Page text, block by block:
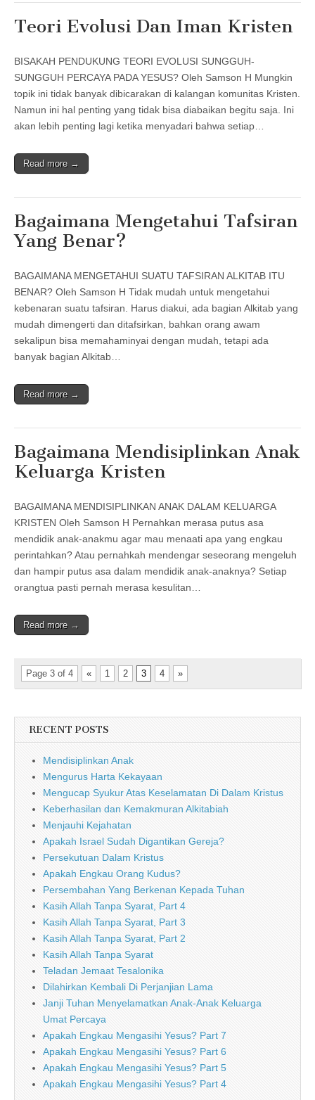
Teori Evolusi Dan Iman Kristen
BISAKAH PENDUKUNG TEORI EVOLUSI SUNGGUH-
SUNGGUH PERCAYA PADA YESUS? Oleh Samson H Mungkin
topik ini tidak banyak dibicarakan di kalangan komunitas Kristen.
Namun ini hal penting yang tidak bisa diabaikan begitu saja. Ini
akan lebih penting lagi ketika menyadari bahwa setiap…
Read more →
Bagaimana Mengetahui Tafsiran
Yang Benar?
BAGAIMANA MENGETAHUI SUATU TAFSIRAN ALKITAB ITU
BENAR? Oleh Samson H Tidak mudah untuk mengetahui
kebenaran suatu tafsiran. Harus diakui, ada bagian Alkitab yang
mudah dimengerti dan ditafsirkan, bahkan orang awam
sekalipun bisa memahaminyai dengan mudah, tetapi ada
banyak bagian Alkitab…
Read more →
Bagaimana Mendisiplinkan Anak
Keluarga Kristen
BAGAIMANA MENDISIPLINKAN ANAK DALAM KELUARGA
KRISTEN Oleh Samson H Pernahkan merasa putus asa
mendidik anak-anakmu agar mau menaati apa yang engkau
perintahkan? Atau pernahkah mendengar seseorang mengeluh
dan hampir putus asa dalam mendidik anak-anaknya? Setiap
orangtua pasti pernah merasa kesulitan…
Read more →
Page 3 of 4 « 1 2 3 4 »
RECENT POSTS
Mendisiplinkan Anak
Mengurus Harta Kekayaan
Mengucap Syukur Atas Keselamatan Di Dalam Kristus
Keberhasilan dan Kemakmuran Alkitabiah
Menjauhi Kejahatan
Apakah Israel Sudah Digantikan Gereja?
Persekutuan Dalam Kristus
Apakah Engkau Orang Kudus?
Persembahan Yang Berkenan Kepada Tuhan
Kasih Allah Tanpa Syarat, Part 4
Kasih Allah Tanpa Syarat, Part 3
Kasih Allah Tanpa Syarat, Part 2
Kasih Allah Tanpa Syarat
Teladan Jemaat Tesalonika
Dilahirkan Kembali Di Perjanjian Lama
Janji Tuhan Menyelamatkan Anak-Anak Keluarga
Umat Percaya
Apakah Engkau Mengasihi Yesus? Part 7
Apakah Engkau Mengasihi Yesus? Part 6
Apakah Engkau Mengasihi Yesus? Part 5
Apakah Engkau Mengasihi Yesus? Part 4